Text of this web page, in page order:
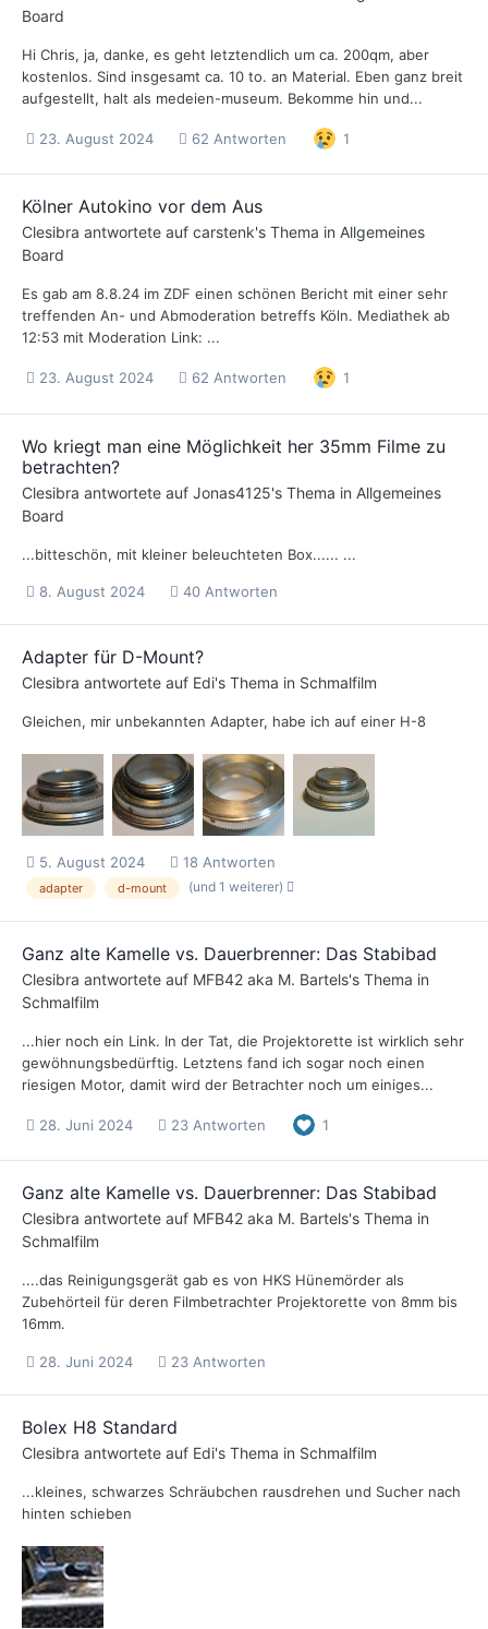
Board
Hi Chris, ja, danke, es geht letztendlich um ca. 200qm, aber
kostenlos. Sind insgesamt ca. 10 to. an Material. Eben ganz breit
aufgestellt, halt als medeien-museum. Bekomme hin und...
23. August 2024 62 Antworten 1
Kölner Autokino vor dem Aus
Clesibra antwortete auf carstenk's Thema in Allgemeines
Board
Es gab am 8.8.24 im ZDF einen schönen Bericht mit einer sehr
treffenden An- und Abmoderation betreffs Köln. Mediathek ab
12:53 mit Moderation Link: ...
23. August 2024 62 Antworten 1
Wo kriegt man eine Möglichkeit her 35mm Filme zu
betrachten?
Clesibra antwortete auf Jonas4125's Thema in Allgemeines
Board
...bitteschön, mit kleiner beleuchteten Box...... ...
8. August 2024 40 Antworten
Adapter für D-Mount?
Clesibra antwortete auf Edi's Thema in Schmalfilm
Gleichen, mir unbekannten Adapter, habe ich auf einer H-8
5. August 2024 18 Antworten
adapter d-mount (und 1 weiterer)
Ganz alte Kamelle vs. Dauerbrenner: Das Stabibad
Clesibra antwortete auf MFB42 aka M. Bartels's Thema in
Schmalfilm
...hier noch ein Link. In der Tat, die Projektorette ist wirklich sehr
gewöhnungsbedürftig. Letztens fand ich sogar noch einen
riesigen Motor, damit wird der Betrachter noch um einiges...
28. Juni 2024 23 Antworten 1
Ganz alte Kamelle vs. Dauerbrenner: Das Stabibad
Clesibra antwortete auf MFB42 aka M. Bartels's Thema in
Schmalfilm
....das Reinigungsgerät gab es von HKS Hünemörder als
Zubehörteil für deren Filmbetrachter Projektorette von 8mm bis
16mm.
28. Juni 2024 23 Antworten
Bolex H8 Standard
Clesibra antwortete auf Edi's Thema in Schmalfilm
...kleines, schwarzes Schräubchen rausdrehen und Sucher nach
hinten schieben